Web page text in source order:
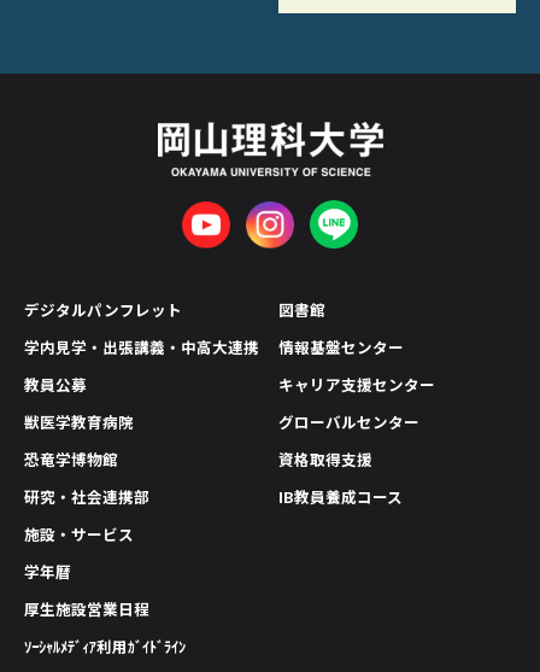
デジタルパンフレット
学内見学・出張講義・中高大連携
教員公募
獣医学教育病院
恐竜学博物館
研究・社会連携部
図書館
情報基盤センター
キャリア支援センター
グローバルセンター
資格取得支援
IB教員養成コース
施設・サービス
学年暦
厚生施設営業日程
ｿｰｼｬﾙﾒﾃﾞｨｱ利用ｶﾞｲﾄﾞﾗｲﾝ